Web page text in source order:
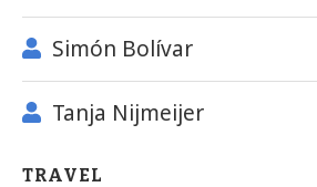
Simón Bolívar
Tanja Nijmeijer
TRAVEL